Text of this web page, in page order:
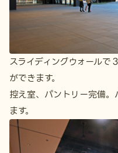
スライディングウォールで
ができます。
控え室、パントリー完備。
ます。